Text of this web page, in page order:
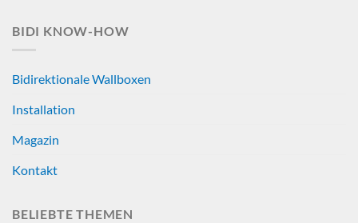
BIDI KNOW-HOW
Bidirektionale Wallboxen
Installation
Magazin
Kontakt
BELIEBTE THEMEN